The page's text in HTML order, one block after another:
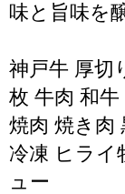
味と旨味を
神戸牛 厚切
枚 牛肉 和
焼肉 焼き肉
冷凍 ヒライ
ュー